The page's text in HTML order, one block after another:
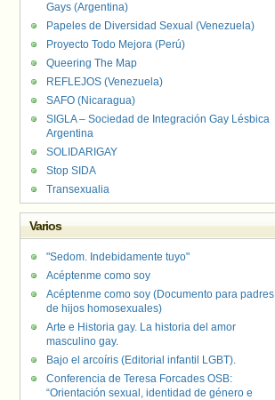
Gays (Argentina)
Papeles de Diversidad Sexual (Venezuela)
Proyecto Todo Mejora (Perú)
Queering The Map
REFLEJOS (Venezuela)
SAFO (Nicaragua)
SIGLA – Sociedad de Integración Gay Lésbica
Argentina
SOLIDARIGAY
Stop SIDA
Transexualia
Varios
"Sedom. Indebidamente tuyo"
Acéptenme como soy
Acéptenme como soy (Documento para padres
de hijos homosexuales)
Arte e Historia gay. La historia del amor
masculino gay.
Bajo el arcoíris (Editorial infantil LGBT).
Conferencia de Teresa Forcades OSB:
“Orientación sexual, identidad de género e